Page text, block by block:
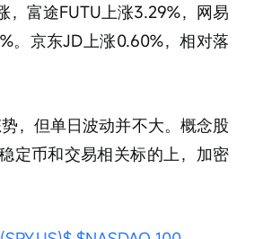
，富途FUTU上涨3.29%，网易
。京东JD上涨0.60%，相对落
，但单日波动并不大。概念股
定币和交易相关标的上，加密